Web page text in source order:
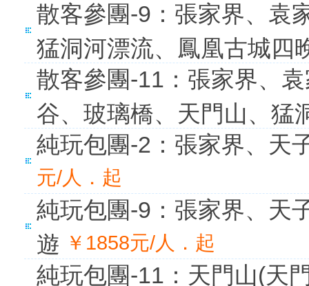
散客參團-9：張家界、袁
猛洞河漂流、鳳凰古城四
散客參團-11：張家界、
谷、玻璃橋、天門山、猛
純玩包團-2：張家界、天
元/人．起
純玩包團-9：張家界、天
遊 ￥1858元/人．起
純玩包團-11：天門山(天